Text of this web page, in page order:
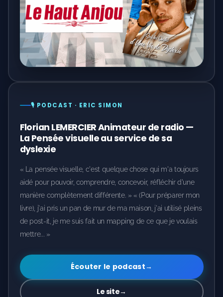
🎙️ PODCAST · ERIC SIMON
Florian LEMERCIER Animateur de radio —
La Pensée visuelle au service de sa
dyslexie
« La pensée visuelle, c'est quelque chose qui m'a toujours
aidé pour pouvoir, comprendre, concevoir, réfléchir d'une
manière complètement différente. » « (Pour préparer mon
livre), j'ai pris un pan de mur de ma maison, j'ai utilisé pleins
de post-it, je me suis fait un mapping de ce que je voulais
mettre... »
Écouter le podcast→
Le site→